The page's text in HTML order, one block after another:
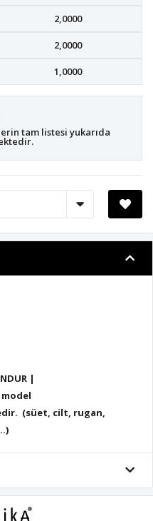
2,0000
2,0000
1,0000
tam listesi yukarıda
|
(süet, cilt, rugan,